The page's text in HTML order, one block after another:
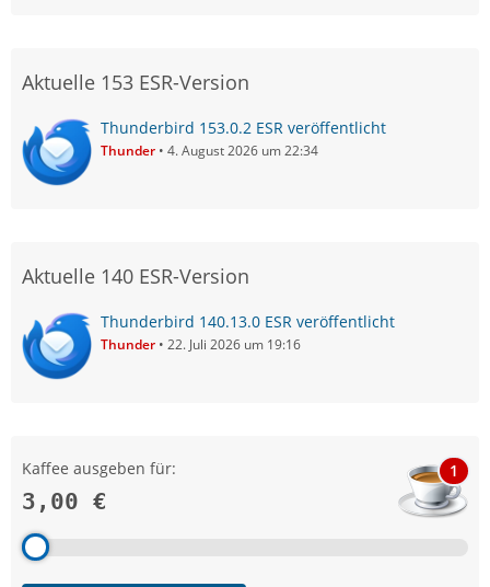
Aktuelle 153 ESR-Version
Thunderbird 153.0.2 ESR veröffentlicht
Thunder 4. August 2026 um 22:34
Aktuelle 140 ESR-Version
Thunderbird 140.13.0 ESR veröffentlicht
Thunder 22. Juli 2026 um 19:16
Kaffee ausgeben für:
3,00 €
1